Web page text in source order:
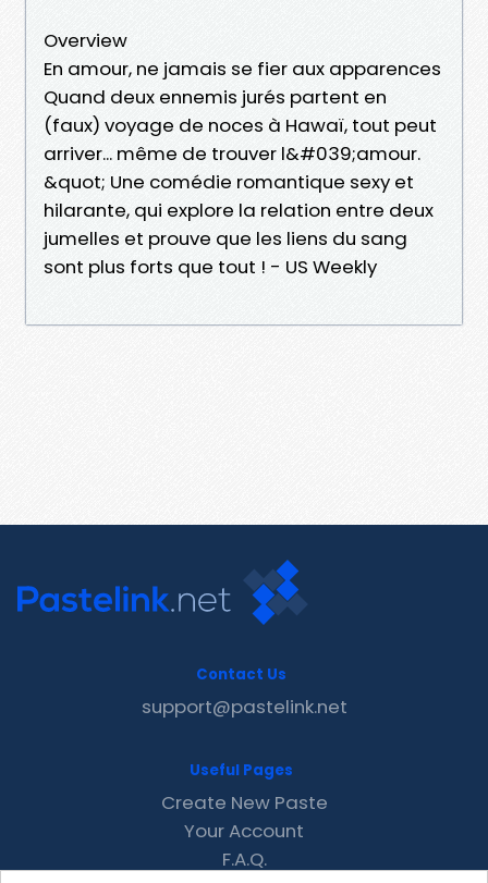
Overview
En amour, ne jamais se fier aux apparences
Quand deux ennemis jurés partent en
(faux) voyage de noces à Hawaï, tout peut
arriver... même de trouver l&#039;amour.
&quot; Une comédie romantique sexy et
hilarante, qui explore la relation entre deux
jumelles et prouve que les liens du sang
sont plus forts que tout ! - US Weekly
Contact Us
support@pastelink.net
Useful Pages
Create New Paste
Your Account
F.A.Q.